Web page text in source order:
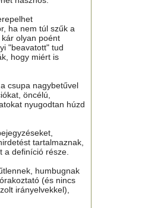
ha nem túl szűk a
olyan poént
"beavatott" tud
hogy miért is
csupa nagybetűvel
öncélú,
nyugodtan húzd
tartalmaznak,
a definíció része.
humbugnak
(és nincs
irányelvekkel),